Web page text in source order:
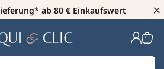
ab 80 € Einkaufswert ×